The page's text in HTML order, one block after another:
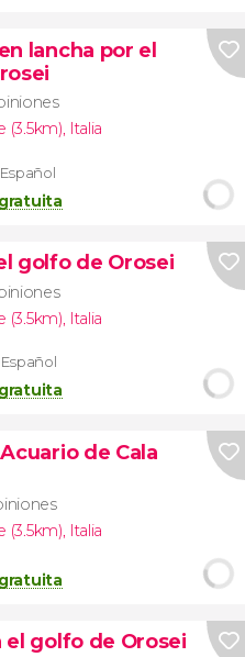
lancha por el
(3.5km), Italia
Español
golfo de Orosei
(3.5km) Italia
Español
de Cala
(3.5km), Italia
el golfo de Orosei